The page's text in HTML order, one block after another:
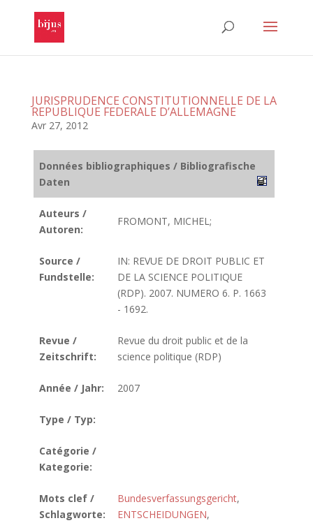
JURISPRUDENCE CONSTITUTIONNELLE DE LA
REPUBLIQUE FEDERALE D’ALLEMAGNE
Avr 27, 2012
Données bibliographiques / Bibliografische
Daten
Auteurs /
Autoren:
FROMONT, MICHEL;
Source /
Fundstelle:
IN: REVUE DE DROIT PUBLIC ET
DE LA SCIENCE POLITIQUE
(RDP). 2007. NUMERO 6. P. 1663
- 1692.
Revue /
Zeitschrift:
Revue du droit public et de la
science politique (RDP)
Année / Jahr: 2007
Type / Typ:
Catégorie /
Kategorie:
Mots clef /
Schlagworte:
Bundesverfassungsgericht,
ENTSCHEIDUNGEN,